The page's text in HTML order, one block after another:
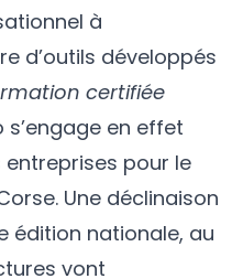
à
d’outils développés
certifiée
s’engage en effet
pour le
Une déclinaison
édition nationale, au
vont